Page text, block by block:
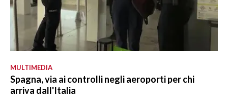
MULTIMEDIA
Spagna, via ai controlli negli aeroporti per chi
arriva dall'Italia